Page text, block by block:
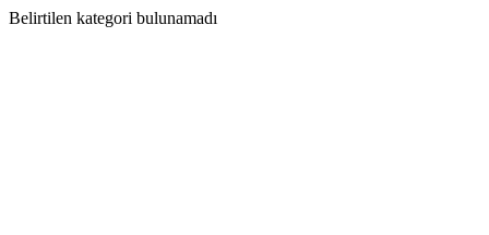
Belirtilen kategori bulunamadı